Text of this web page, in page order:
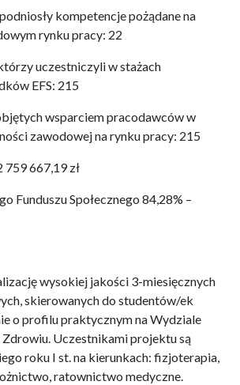
kompetencje pożądane na
rynku pracy: 22
uczestniczyli w stażach
EFS: 215
wsparciem pracodawców w
zawodowej na rynku pracy: 215
759 667,19 zł
Funduszu Społecznego 84,28% –
wysokiej jakości 3-miesięcznych
skierowanych do studentów/ek
o profilu praktycznym na Wydziale
Uczestnikami projektu są
roku I st. na kierunkach: fizjoterapia,
ratownictwo medyczne.